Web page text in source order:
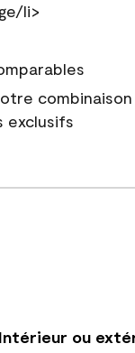
li>
combinaison
exclusifs
Intérieur ou